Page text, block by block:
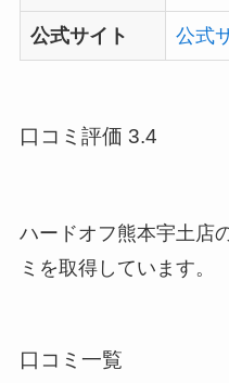
公式サイト 公式
口コミ評価 3.4
ハードオフ熊本宇土店
ミを取得しています。
口コミ一覧